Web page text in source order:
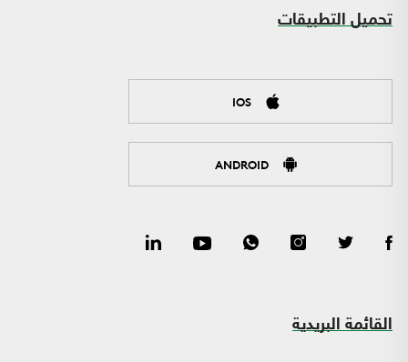
تحميل التطبيقات
IOS
ANDROID
القائمة البريدية